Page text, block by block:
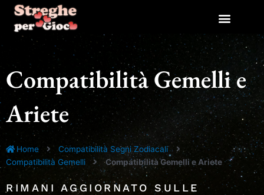
contenuto
Compatibilità Gemelli e
Ariete
Home
Compatibilità Segni Zodiacali
Compatibilità Gemelli
Compatibilità Gemelli e Ariete
RIMANI AGGIORNATO SULLE